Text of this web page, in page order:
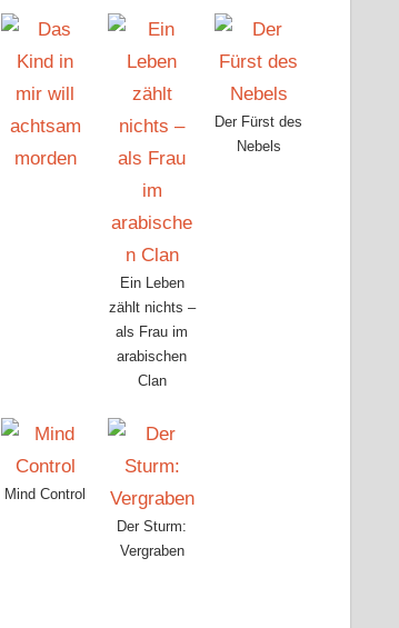
Ein Leben
zählt nichts –
als Frau im
arabischen
Clan
Der Fürst des
Nebels
Mind Control
Der Sturm:
Vergraben